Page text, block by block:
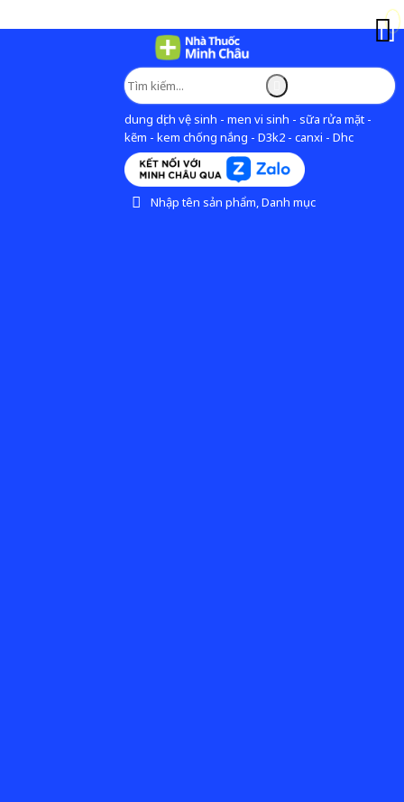
dung dịch vệ sinh - men vi sinh - sữa rửa mặt -
kẽm - kem chống nắng - D3k2 - canxi - Dhc
Nhập tên sản phẩm, Danh mục